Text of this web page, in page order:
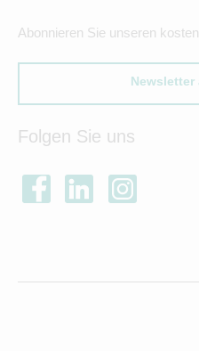
Abonnieren Sie unseren
Newsletter
Folgen Sie uns